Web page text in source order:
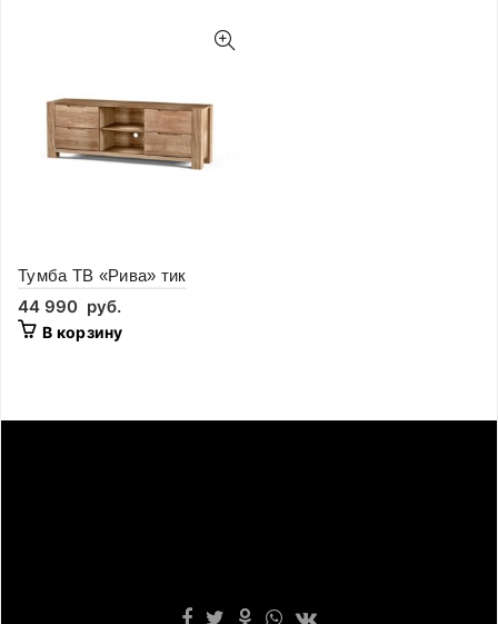
Тумба ТВ «Рива» тик
44 990 руб.
В корзину